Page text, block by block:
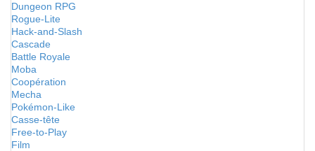
Dungeon RPG
Rogue-Lite
Hack-and-Slash
Cascade
Battle Royale
Moba
Coopération
Mecha
Pokémon-Like
Casse-tête
Free-to-Play
Film